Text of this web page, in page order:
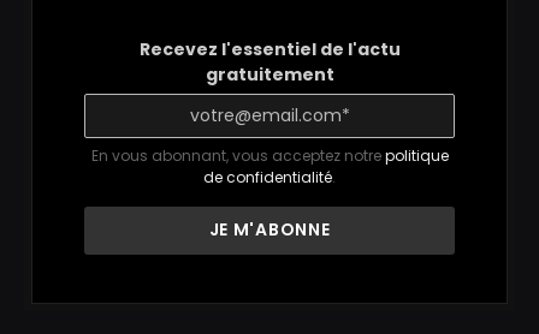
Recevez l'essentiel de l'actu
gratuitement
En vous abonnant, vous acceptez notrepolitique
de confidentialité.